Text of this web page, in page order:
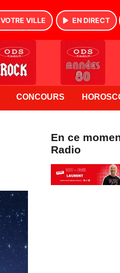
VOTRE VILLE EN DIRECT
CONCOURS
En ce
Radio